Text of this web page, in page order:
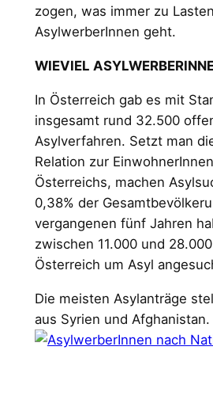
zogen, was immer zu
AsylwerberInnen geht.
WIEVIEL
In Österreich gab es mit
insgesamt rund 32.500
Asylverfahren. Setzt man
Relation zur
Österreichs, machen
0,38% der
vergangenen fünf Jahren
zwischen 11.000 und
Österreich um Asyl
Die meisten Asylanträge
aus Syrien und Afghanistan.